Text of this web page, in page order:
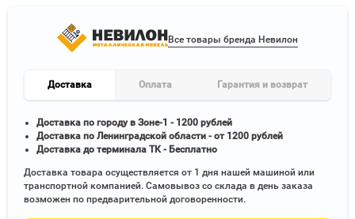
Все товары бренда Невилон
Доставка Оплата Гарантия и возврат
Доставка по городу в Зоне-1 - 1200 рублей
Доставка по Ленинградской области - от 1200 рублей
Доставка до терминала ТК - Бесплатно
Доставка товара осуществляется от 1 дня нашей машиной или
транспортной компанией. Самовывоз со склада в день заказа
возможен по предварительной договоренности.